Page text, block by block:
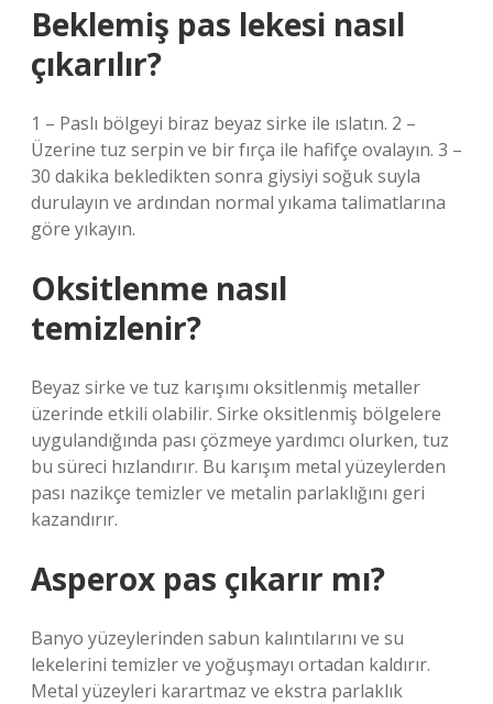
Beklemiş pas lekesi nasıl
çıkarılır?
1 – Paslı bölgeyi biraz beyaz sirke ile ıslatın. 2 –
Üzerine tuz serpin ve bir fırça ile hafifçe ovalayın. 3 –
30 dakika bekledikten sonra giysiyi soğuk suyla
durulayın ve ardından normal yıkama talimatlarına
göre yıkayın.
Oksitlenme nasıl
temizlenir?
Beyaz sirke ve tuz karışımı oksitlenmiş metaller
üzerinde etkili olabilir. Sirke oksitlenmiş bölgelere
uygulandığında pası çözmeye yardımcı olurken, tuz
bu süreci hızlandırır. Bu karışım metal yüzeylerden
pası nazikçe temizler ve metalin parlaklığını geri
kazandırır.
Asperox pas çıkarır mı?
Banyo yüzeylerinden sabun kalıntılarını ve su
lekelerini temizler ve yoğuşmayı ortadan kaldırır.
Metal yüzeyleri karartmaz ve ekstra parlaklık